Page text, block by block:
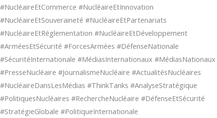
#NucléaireEtCommerce #NucléaireEtInnovation
#NucléaireEtSouveraineté #NucléaireEtPartenariats
#NucléaireEtRéglementation #NucléaireEtDéveloppement
#ArméesEtSécurité #ForcesArmées #DéfenseNationale
#SécuritéInternationale #MédiasInternationaux #MédiasNationaux
#PresseNucléaire #JournalismeNucléaire #ActualitésNucléaires
#NucléaireDansLesMédias #ThinkTanks #AnalyseStratégique
#PolitiquesNucléaires #RechercheNucléaire #DéfenseEtSécurité
#StratégieGlobale #PolitiqueInternationale